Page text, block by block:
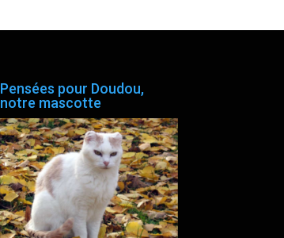
Pensées pour Doudou,
notre mascotte